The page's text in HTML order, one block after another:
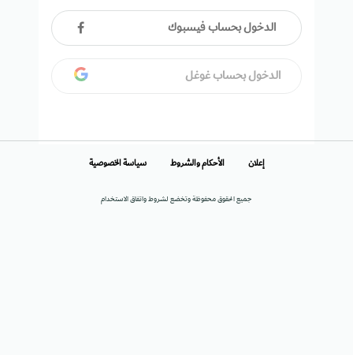
الدخول بحساب فيسبوك
الدخول بحساب غوغل
جميع الحقوق محفوظة وتخضع لشروط واتفاق الاستخدام
إعلان الأحكام والشروط سياسة الخصوصية